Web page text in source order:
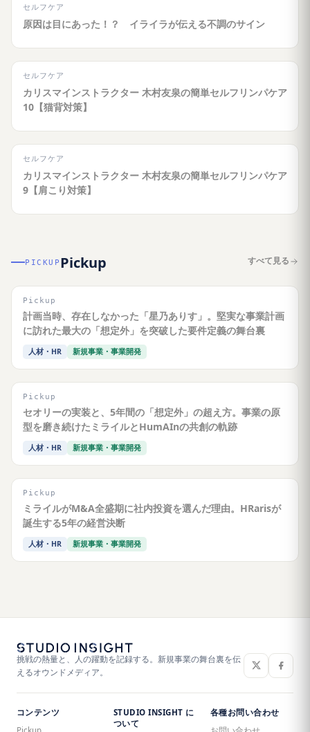
セルフケア
原因は目にあった！？ イライラが伝える不調のサイン
セルフケア
カリスマインストラクター 木村友泉の簡単セルフリンパケア
10【猫背対策】
セルフケア
カリスマインストラクター 木村友泉の簡単セルフリンパケア
9【肩こり対策】
PICKUP Pickup すべて見る
Pickup
計画当時、存在しなかった「星乃ありす」。堅実な事業計画
に訪れた最大の「想定外」を突破した要件定義の舞台裏
人材・HR 新規事業・事業開発
Pickup
セオリーの実装と、5年間の「想定外」の超え方。事業の原
型を磨き続けたミライルとHumAInの共創の軌跡
人材・HR 新規事業・事業開発
Pickup
ミライルがM&A全盛期に社内投資を選んだ理由。HRarisが
誕生する5年の経営決断
人材・HR 新規事業・事業開発
挑戦の熱量と、人の躍動を記録する。新規事業の舞台裏を伝
えるオウンドメディア。
コンテンツ
STUDIO INSIGHT に
ついて
各種お問い合わせ